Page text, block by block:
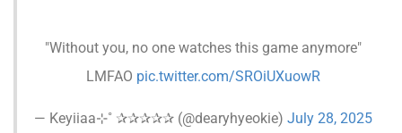
"Without you, no one watches this game anymore"
LMFAO pic.twitter.com/SROiUXuowR
— Keyiiaa⊹˚ ✰✰✰✰✰ (@dearyhyeokie) July 28, 2025